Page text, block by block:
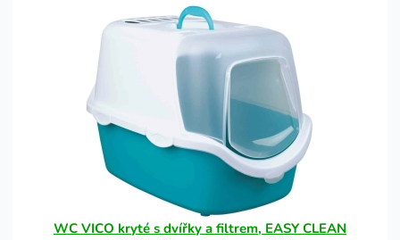
WC VICO kryté s dvířky a filtrem, EASY CLEAN